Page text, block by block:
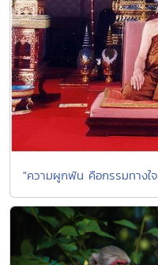
"ความผูกพัน คือกรรมทางใ